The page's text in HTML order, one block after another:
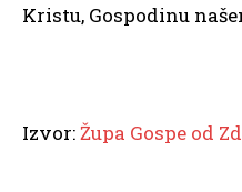
Kristu, Gospodinu
Izvor:Župa Gospe od